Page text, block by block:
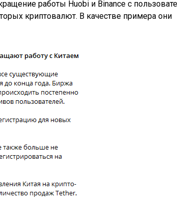
работы Huobi и Binance с
криптовалют. В качестве примера они